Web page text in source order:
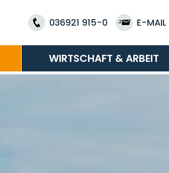
036921 915-0 E-MAIL
WIRTSCHAFT & ARBEIT